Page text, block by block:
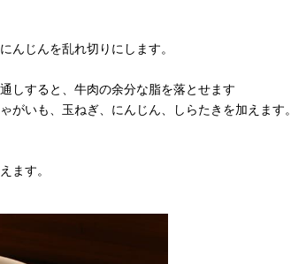
んじんを乱れ切りにします。
しすると、牛肉の余分な脂を落とせます
いも、玉ねぎ、にんじん、しらたきを加えます。
ます。